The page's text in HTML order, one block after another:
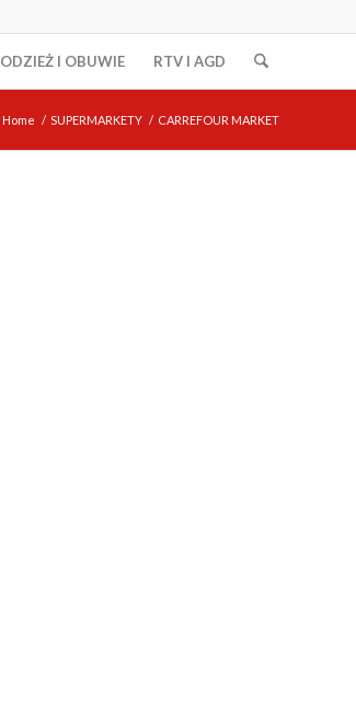
ODZIEŻ I OBUWIE RTV I AGD
Home / SUPERMARKETY / CARREFOUR MARKET